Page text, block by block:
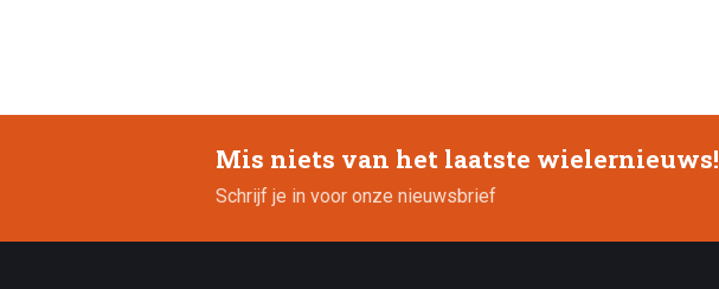
Mis niets van het laatste wielernieuws!
Schrijf je in voor onze nieuwsbrief